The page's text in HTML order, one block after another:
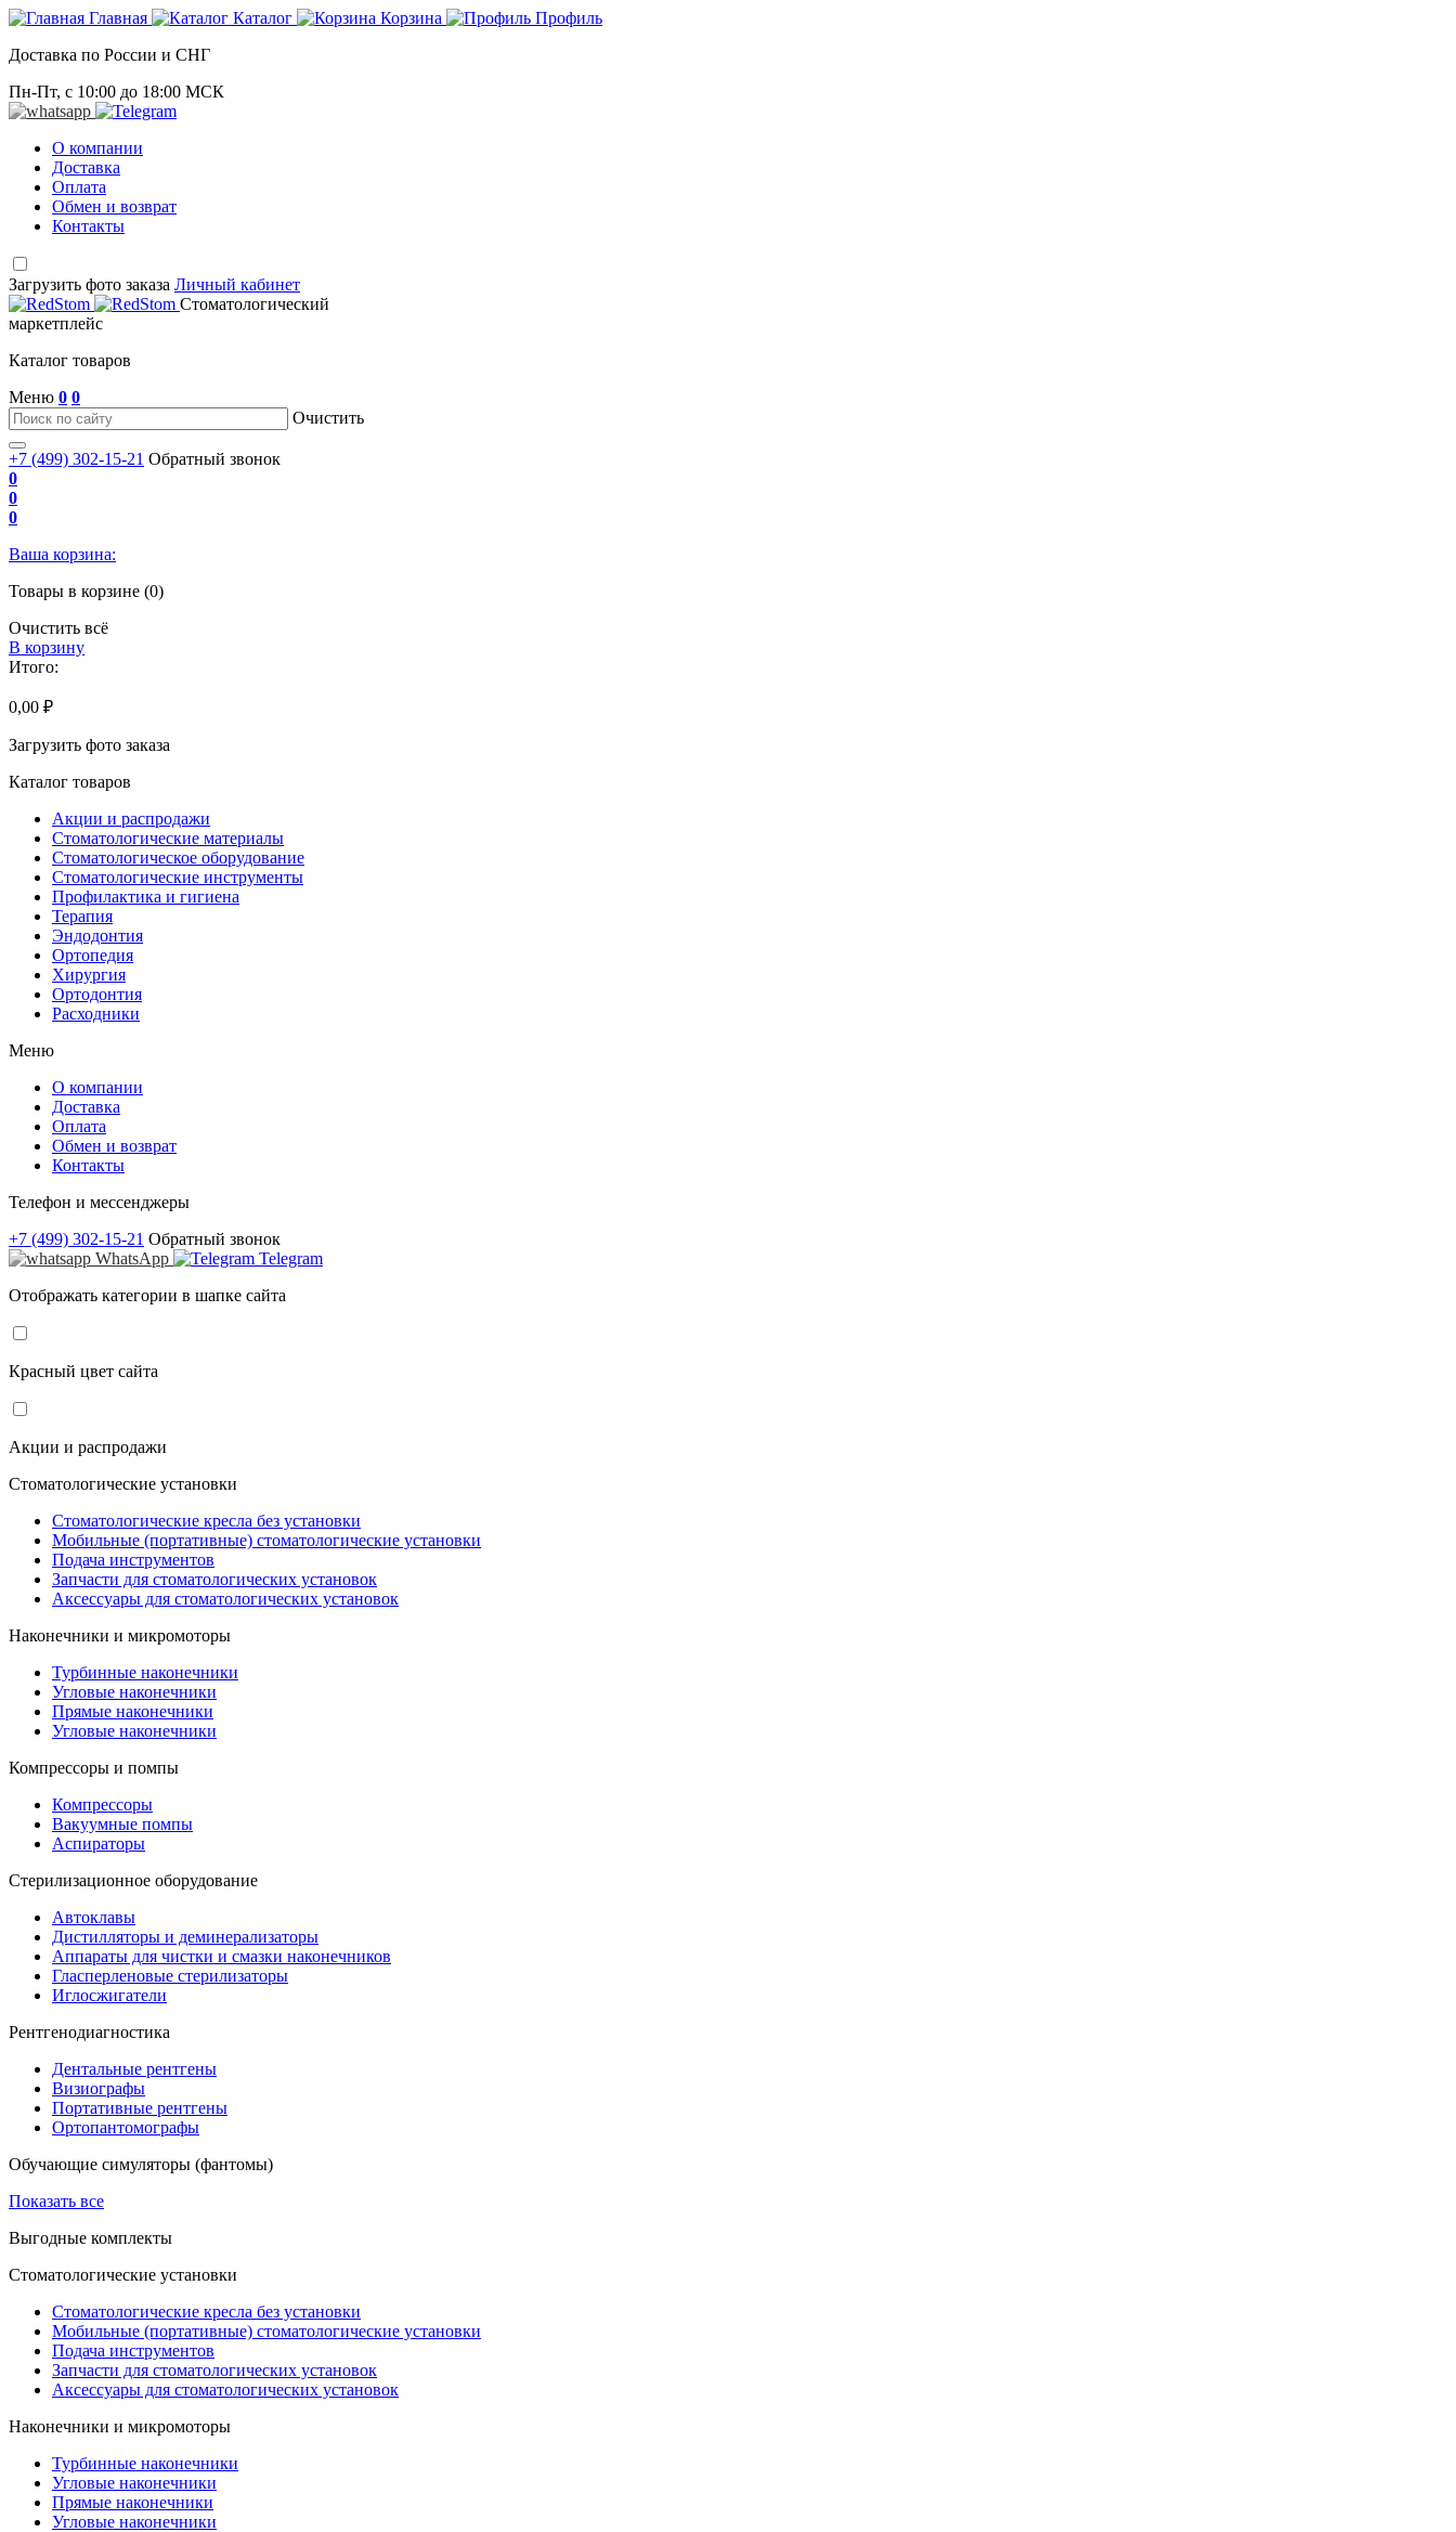
Главная Каталог Корзина
Профиль
Доставка по России и СНГ
Пн-Пт, с 10:00 до 18:00 МСК
О компании
Доставка
Оплата
Обмен и возврат
Контакты
Загрузить фото заказа Личный кабинет
Стоматологический
маркетплейс
Каталог товаров
Меню 0 0
Очистить
+7 (499) 302-15-21 Обратный звонок
0
0
0
Ваша корзина:
Товары в корзине (0)
Очистить всё
В корзину
Итого:
0,00 ₽
Загрузить фото заказа
Каталог товаров
Акции и распродажи
Стоматологические материалы
Стоматологическое оборудование
Стоматологические инструменты
Профилактика и гигиена
Терапия
Эндодонтия
Ортопедия
Хирургия
Ортодонтия
Расходники
Меню
О компании
Доставка
Оплата
Обмен и возврат
Контакты
Телефон и мессенджеры
+7 (499) 302-15-21 Обратный звонок
WhatsApp
Telegram
Отображать категории в шапке сайта
Красный цвет сайта
Акции и распродажи
Стоматологические установки
Стоматологические кресла без установки
Мобильные (портативные) стоматологические установки
Подача инструментов
Запчасти для стоматологических установок
Аксессуары для стоматологических установок
Наконечники и микромоторы
Турбинные наконечники
Угловые наконечники
Прямые наконечники
Угловые наконечники
Компрессоры и помпы
Компрессоры
Вакуумные помпы
Аспираторы
Стерилизационное оборудование
Автоклавы
Дистилляторы и деминерализаторы
Аппараты для чистки и смазки наконечников
Гласперленовые стерилизаторы
Иглосжигатели
Рентгенодиагностика
Дентальные рентгены
Визиографы
Портативные рентгены
Ортопантомографы
Обучающие симуляторы (фантомы)
Показать все
Выгодные комплекты
Стоматологические установки
Стоматологические кресла без установки
Мобильные (портативные) стоматологические установки
Подача инструментов
Запчасти для стоматологических установок
Аксессуары для стоматологических установок
Наконечники и микромоторы
Турбинные наконечники
Угловые наконечники
Прямые наконечники
Угловые наконечники